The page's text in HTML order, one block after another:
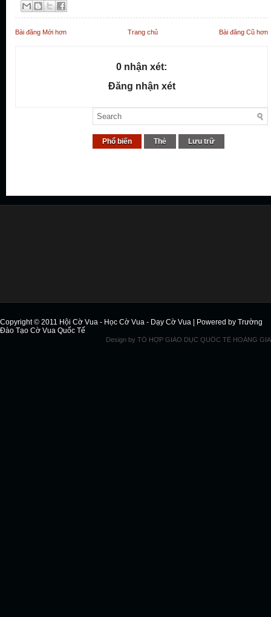
Bài đăng Mới hơn Bài đăng Cũ hơn
Trang chủ
0 nhận xét:
Đăng nhận xét
Phổ biến Thẻ Lưu trữ
Copyright © 2011 Hội Cờ Vua - Học Cờ Vua - Dạy Cờ Vua | Powered by Trường
Đào Tạo Cờ Vua Quốc Tế
Design by TỔ HỢP GIÁO DỤC QUỐC TẾ HOÀNG GIA